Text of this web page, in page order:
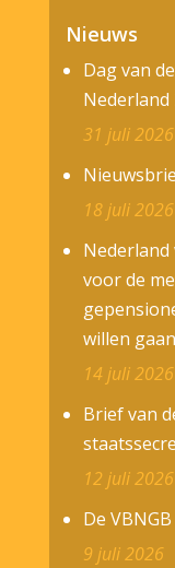
Nieuws
Dag van
Nederland
31 juli 2026
18 juli 2026
voor de
willen
14 juli 2026
Brief van
12 juli 2026
De
9 juli 2026